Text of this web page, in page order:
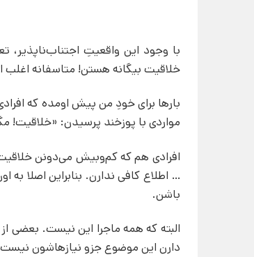
با وجود این واقعیتِ اجتناب‌ناپذیر،
خلاقیت بیگانه هستن! متاسفانه اغلب
بارها برای خودِ من پیش اومده که
مواردی با پوزخند پرسیدن:
افرادی هم که کم‌وبیش می‌دونن
… اطلاع کافی ندارن. بنابراین اصلا
باشن.
البته که همه ماجرا این نیست. بعضی
دارن این موضوع جزو نیازهاشون نیست.